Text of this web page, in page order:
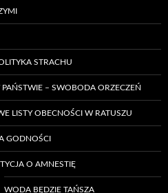
STRACHU
PAŃSTWIE – SWOBODA ORZECZEŃ
LISTY OBECNOŚCI W RATUSZU
GODNOŚCI
O AMNESTIĘ
WODA BĘDZIE TAŃSZA